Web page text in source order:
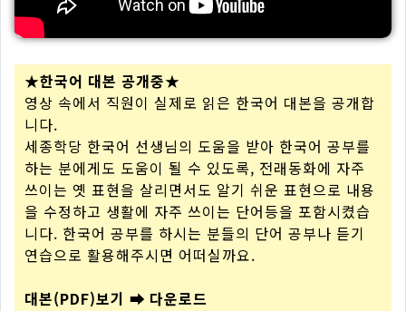
★한국어 대본 공개중★
영상 속에서 직원이 실제로 읽은 한국어 대본을 공개합
니다.
세종학당 한국어 선생님의 도움을 받아 한국어 공부를
하는 분에게도 도움이 될 수 있도록, 전래동화에 자주
쓰이는 옛 표현을 살리면서도 알기 쉬운 표현으로 내용
을 수정하고 생활에 자주 쓰이는 단어등을 포함시켰습
니다. 한국어 공부를 하시는 분들의 단어 공부나 듣기
연습으로 활용해주시면 어떠실까요.
대본(PDF)보기 ➡ 다운로드